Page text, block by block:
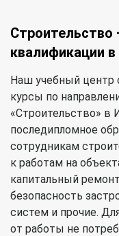
квалификации
Наш учебный центр
курсы по
«Строительство» в
последипломное
сотрудникам
к работам на
капитальный
безопасность
систем и прочие.
от работы не